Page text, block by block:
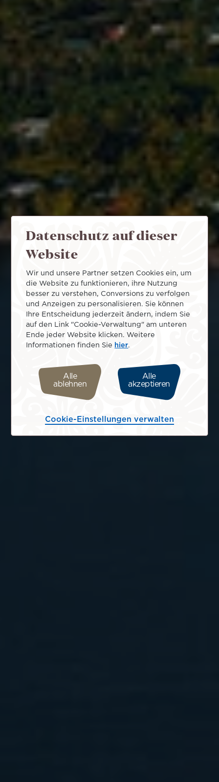
Datenschutz auf dieser
Website
Wir und unsere Partner setzen Cookies ein, um
die Website zu funktionieren, ihre Nutzung
besser zu verstehen, Conversions zu verfolgen
und Anzeigen zu personalisieren. Sie können
Ihre Entscheidung jederzeit ändern, indem Sie
auf den Link "Cookie-Verwaltung" am unteren
Ende jeder Website klicken. Weitere
Informationen finden Sie hier
Alle
ablehnen
Alle
akzeptieren
Cookie-Einstellungen verwalten